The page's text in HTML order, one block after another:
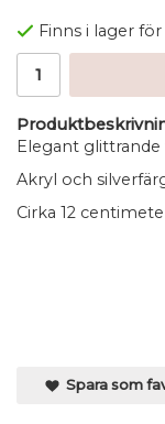
Finns i lager
Elegant
Akryl och
Cirka 12
Spara som